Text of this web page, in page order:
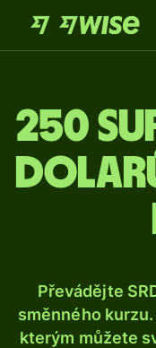
250
Převádějte
směnného
kterým můžete